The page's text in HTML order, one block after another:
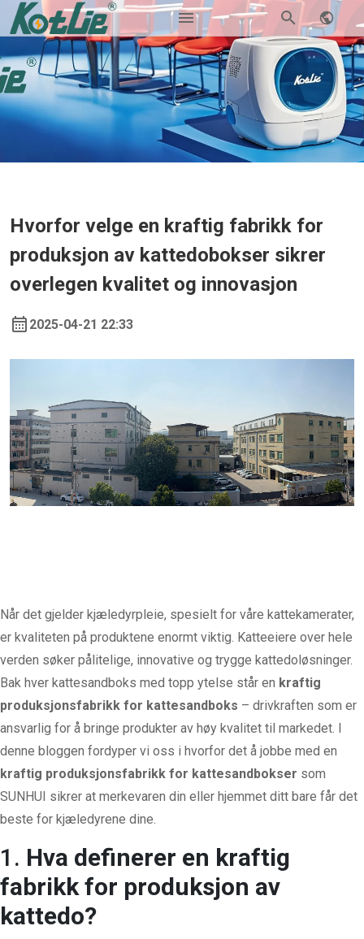
Hvorfor velge en kraftig fabrikk for
produksjon av kattedobokser sikrer
overlegen kvalitet og innovasjon
2025-04-21 22:33
Når det gjelder kjæledyrpleie, spesielt for våre kattekamerater,
er kvaliteten på produktene enormt viktig. Katteeiere over hele
verden søker pålitelige, innovative og trygge kattedoløsninger.
Bak hver kattesandboks med topp ytelse står en kraftig
produksjonsfabrikk for kattesandboks – drivkraften som er
ansvarlig for å bringe produkter av høy kvalitet til markedet. I
denne bloggen fordyper vi oss i hvorfor det å jobbe med en
kraftig produksjonsfabrikk for kattesandbokser som
SUNHUI sikrer at merkevaren din eller hjemmet ditt bare får det
beste for kjæledyrene dine.
1. Hva definerer en kraftig
fabrikk for produksjon av
kattedo?